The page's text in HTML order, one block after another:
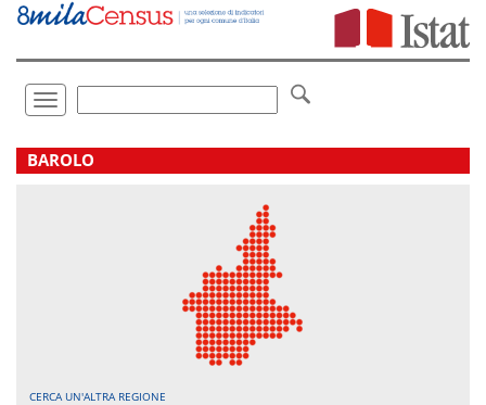
Vai
direttamente
Toggle
navigation
.
BAROLO
CERCA UN'ALTRA REGIONE